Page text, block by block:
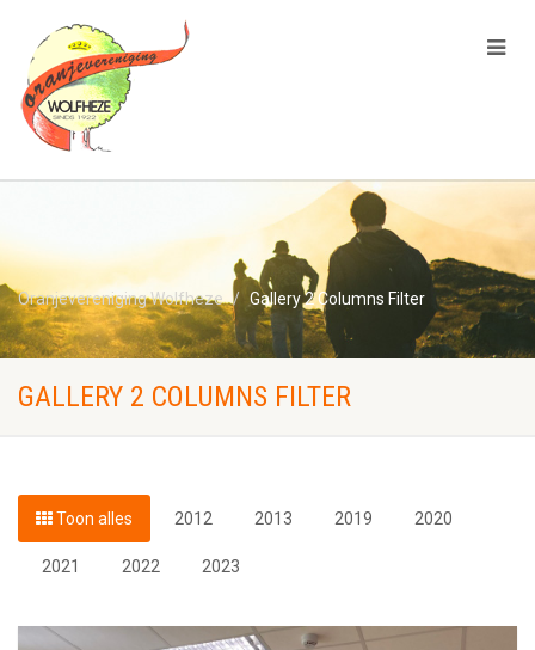
Oranjevereniging Wolfheze Gallery 2 Columns Filter
GALLERY 2 COLUMNS FILTER
Toon alles 2012 2013 2019 2020
2021 2022 2023